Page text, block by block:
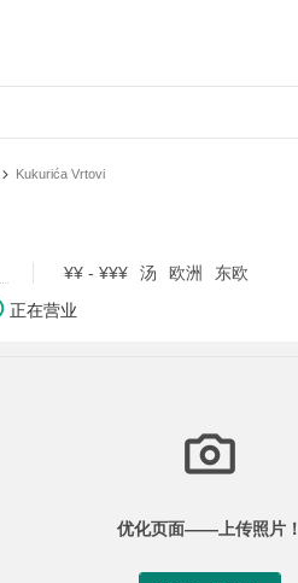
Kukurića Vrtovi
¥¥ - ¥¥¥ 汤 欧洲 东欧
正在营业
优化页面——上传照片！